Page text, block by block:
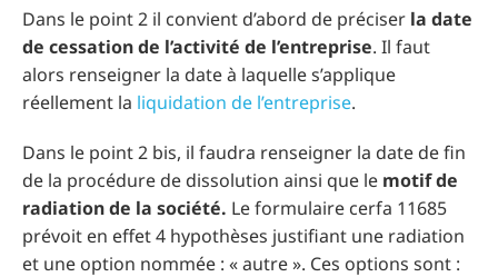
Dans le point 2 il convient d’abord de préciser la date
de cessation de l’activité de l’entreprise. Il faut
alors renseigner la date à laquelle s’applique
réellement la liquidation de l’entreprise.
Dans le point 2 bis, il faudra renseigner la date de fin
de la procédure de dissolution ainsi que le motif de
radiation de la société. Le formulaire cerfa 11685
prévoit en effet 4 hypothèses justifiant une radiation
et une option nommée : « autre ». Ces options sont :